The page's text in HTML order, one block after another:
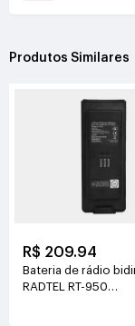
Produtos Similares
R$ 209.94
Bateria de rádio
RADTEL RT-950